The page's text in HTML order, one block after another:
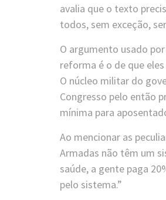
avalia que o texto
todos, sem exceção,
O argumento usado
reforma é o de que
O núcleo militar do
Congresso pelo então
mínima para
Ao mencionar as
Armadas não têm um
saúde, a gente paga
pelo sistema.”